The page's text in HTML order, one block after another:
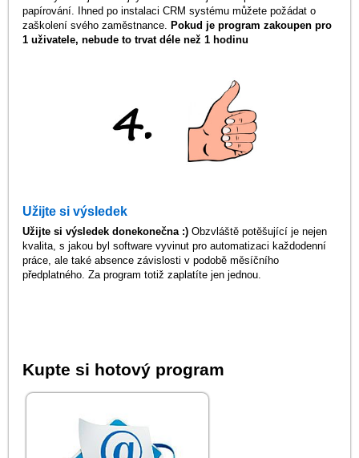
papírování. Ihned po instalaci CRM systému můžete požádat o
zaškolení svého zaměstnance. Pokud je program zakoupen pro
1 uživatele, nebude to trvat déle než 1 hodinu
Užijte si výsledek
Užijte si výsledek donekonečna :) Obzvláště potěšující je nejen
kvalita, s jakou byl software vyvinut pro automatizaci každodenní
práce, ale také absence závislosti v podobě měsíčního
předplatného. Za program totiž zaplatíte jen jednou.
Kupte si hotový program